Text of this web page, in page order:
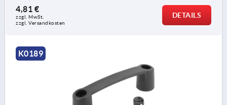
4,81 €
zzgl. MwSt.
zzgl. Versandkosten
DETAILS
K0189